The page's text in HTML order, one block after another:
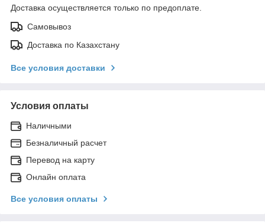
Доставка осуществляется только по предоплате.
Самовывоз
Доставка по Казахстану
Все условия доставки
Условия оплаты
Наличными
Безналичный расчет
Перевод на карту
Онлайн оплата
Все условия оплаты